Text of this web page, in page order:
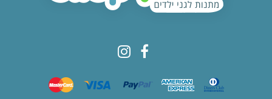
© All rights reserved to Shop4kids